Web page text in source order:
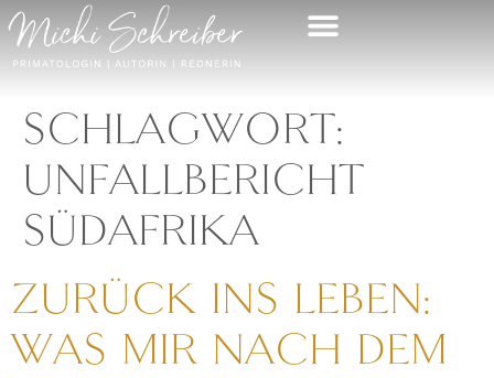
SCHLAGWORT:
UNFALLBERICHT
SÜDAFRIKA
ZURÜCK INS LEBEN:
WAS MIR NACH DEM